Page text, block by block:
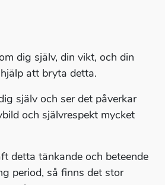
dig själv, din vikt, och din
att bryta detta.
själv och ser det påverkar
och självrespekt mycket
detta tänkande och beteende
period, så finns det stor